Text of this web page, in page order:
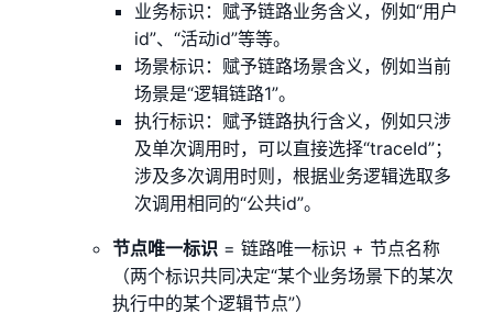
业务标识：赋予链路业务含义，例如“用户
id”、“活动id”等等。
场景标识：赋予链路场景含义，例如当前
场景是“逻辑链路1”。
执行标识：赋予链路执行含义，例如只涉
及单次调用时，可以直接选择“traceId”；
涉及多次调用时则，根据业务逻辑选取多
次调用相同的“公共id”。
节点唯一标识 = 链路唯一标识 + 节点名称
（两个标识共同决定“某个业务场景下的某次
执行中的某个逻辑节点”）